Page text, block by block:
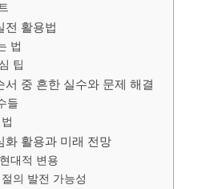
전 활용법
법
팁
중 흔한 실수와 문제 해결
들
화 활용과 미래 전망
대적 변용
의 발전 가능성